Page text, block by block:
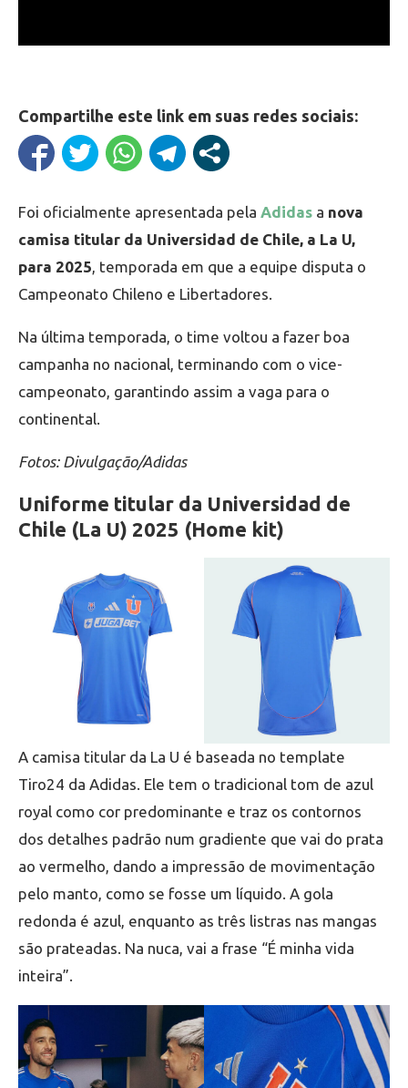
Compartilhe este link em suas redes sociais:
Foi oficialmente apresentada pela Adidas a nova
camisa titular da Universidad de Chile, a La U,
para 2025, temporada em que a equipe disputa o
Campeonato Chileno e Libertadores.
Na última temporada, o time voltou a fazer boa
campanha no nacional, terminando com o vice-
campeonato, garantindo assim a vaga para o
continental.
Fotos: Divulgação/Adidas
Uniforme titular da Universidad de
Chile (La U) 2025 (Home kit)
A camisa titular da La U é baseada no template
Tiro24 da Adidas. Ele tem o tradicional tom de azul
royal como cor predominante e traz os contornos
dos detalhes padrão num gradiente que vai do prata
ao vermelho, dando a impressão de movimentação
pelo manto, como se fosse um líquido. A gola
redonda é azul, enquanto as três listras nas mangas
são prateadas. Na nuca, vai a frase “É minha vida
inteira”.